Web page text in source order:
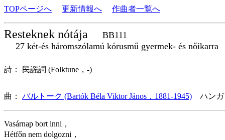
TOPページへ 更新情報へ 作曲者一覧へ
Resteknek nótája
BB111
27 két-és háromszólamú kórusmű gyermek- és nőikarra
詩： 民謡詞 (Folktune，-)
曲： バルトーク (Bartók Béla Viktor János，1881-1945) ハン
Vasárnap bort inni，
Hétfőn nem dolgozni，